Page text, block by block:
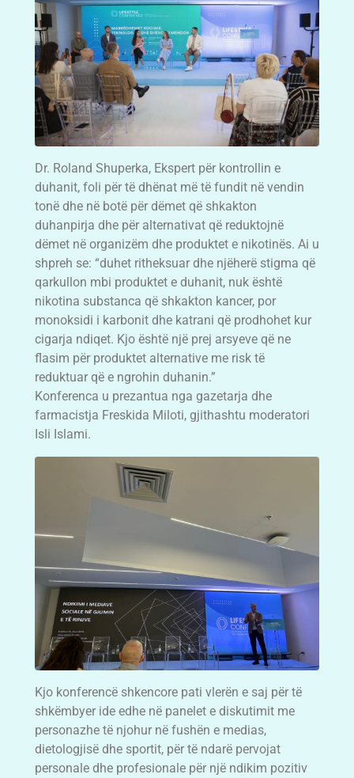
Dr. Roland Shuperka, Ekspert për kontrollin e
duhanit, foli për të dhënat më të fundit në vendin
tonë dhe në botë për dëmet që shkakton
duhanpirja dhe për alternativat që reduktojnë
dëmet në organizëm dhe produktet e nikotinës. Ai u
shpreh se: “duhet ritheksuar dhe njëherë stigma që
qarkullon mbi produktet e duhanit, nuk është
nikotina substanca që shkakton kancer, por
monoksidi i karbonit dhe katrani që prodhohet kur
cigarja ndiqet. Kjo është një prej arsyeve që ne
flasim për produktet alternative me risk të
reduktuar që e ngrohin duhanin.”
Konferenca u prezantua nga gazetarja dhe
farmacistja Freskida Miloti, gjithashtu moderatori
Isli Islami.
Kjo konferencë shkencore pati vlerën e saj për të
shkëmbyer ide edhe në panelet e diskutimit me
personazhe të njohur në fushën e medias,
dietologjisë dhe sportit, për të ndarë pervojat
personale dhe profesionale për një ndikim pozitiv